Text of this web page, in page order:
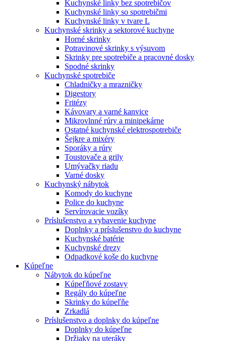
Kuchynské linky bez spotrebičov
Kuchynské linky so spotrebičmi
Kuchynské linky v tvare L
Kuchynské skrinky a sektorové kuchyne
Horné skrinky
Potravinové skrinky s výsuvom
Skrinky pre spotrebiče a pracovné dosky
Spodné skrinky
Kuchynské spotrebiče
Chladničky a mrazničky
Digestory
Fritézy
Kávovary a varné kanvice
Mikrovlnné rúry a minipekárne
Ostatné kuchynské elektrospotrebiče
Šejkre a mixéry
Sporáky a rúry
Toustovače a grily
Umývačky riadu
Varné dosky
Kuchynský nábytok
Komody do kuchyne
Police do kuchyne
Servírovacie vozíky
Príslušenstvo a vybavenie kuchyne
Doplnky a príslušenstvo do kuchyne
Kuchynské batérie
Kuchynské drezy
Odpadkové koše do kuchyne
Kúpeľne
Nábytok do kúpeľne
Kúpeľňové zostavy
Regály do kúpeľne
Skrinky do kúpeľňe
Zrkadlá
Príslušenstvo a doplnky do kúpeľne
Doplnky do kúpeľne
Držiaky na uteráky